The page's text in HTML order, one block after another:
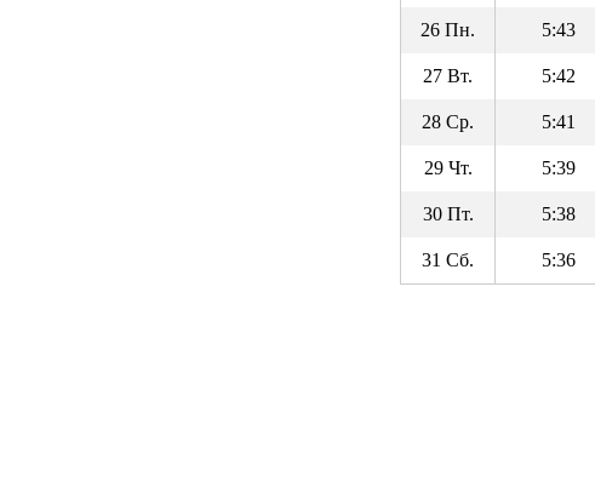
26 Пн. 5:43
27 Вт. 5:42
28 Ср. 5:41
29 Чт. 5:39
30 Пт. 5:38
31 Сб. 5:36